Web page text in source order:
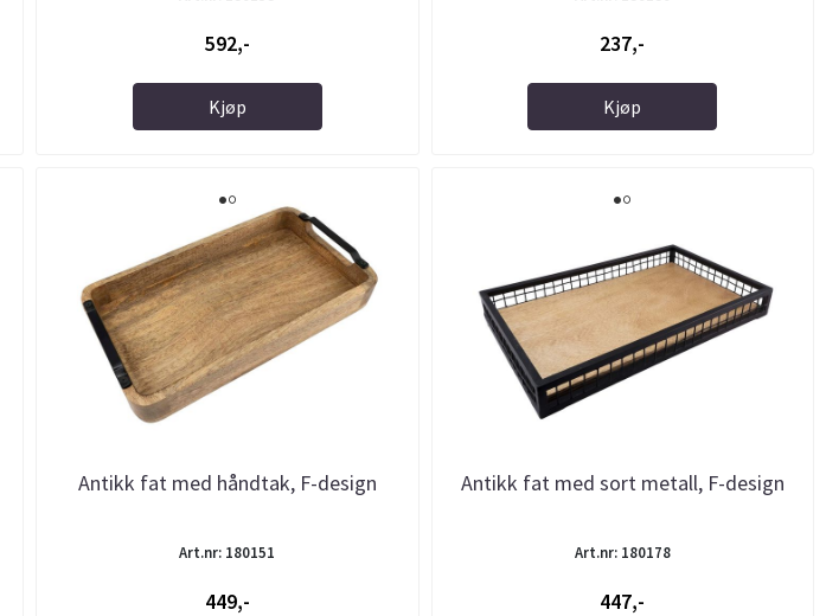
592,-
Kjøp
237,-
Kjøp
Antikk fat med håndtak, F-design
Art.nr: 180151
449,-
Antikk fat med sort metall, F-design
Art.nr: 180178
447,-